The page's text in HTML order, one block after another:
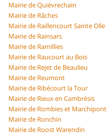
Mairie de Quiévrechain
Mairie de Râches
Mairie de Raillencourt Sainte Olle
Mairie de Rainsars
Mairie de Ramillies
Mairie de Raucourt au Bois
Mairie de Rejet de Beaulieu
Mairie de Reumont
Mairie de Ribécourt la Tour
Mairie de Rieux en Cambrésis
Mairie de Rombies et Marchipont
Mairie de Ronchin
Mairie de Roost Warendin